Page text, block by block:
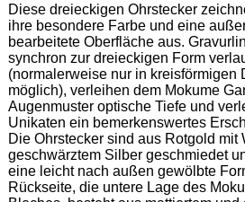
Diese dreieckigen Ohrstecker
ihre besondere Farbe und eine
bearbeitete Oberfläche aus.
synchron zur dreieckigen Form
(normalerweise nur in kreisförmigen
möglich), verleihen dem Mokume
Augenmuster optische Tiefe und
Unikaten ein bemerkenswertes
Die Ohrstecker sind aus Rotgold mit
geschwärztem Silber geschmiedet
eine leicht nach außen gewölbte
Rückseite, die untere Lage des